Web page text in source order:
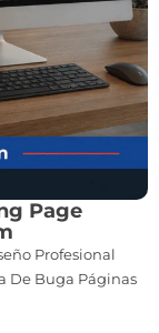
Page
Profesional
De Buga Páginas